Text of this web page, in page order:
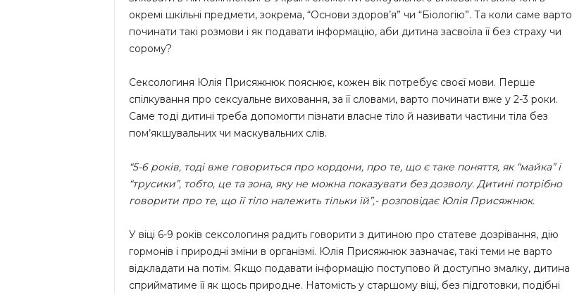
окремі шкільні предмети, зокрема, “Основи здоров’я” чи “Біологію”. Та коли саме варто
починати такі розмови і як подавати інформацію, аби дитина засвоїла її без страху чи
сорому?
Сексологиня Юлія Присяжнюк пояснює, кожен вік потребує своєї мови. Перше
спілкування про сексуальне виховання, за її словами, варто починати вже у 2-3 роки.
Саме тоді дитині треба допомогти пізнати власне тіло й називати частини тіла без
пом’якшувальних чи маскувальних слів.
“5-6 років, тоді вже говориться про кордони, про те, що є таке поняття, як “майка” і
“трусики”, тобто, це та зона, яку не можна показувати без дозволу. Дитині потрібно
говорити про те, що її тіло належить тільки їй”,- розповідає Юлія Присяжнюк.
У віці 6-9 років сексологиня радить говорити з дитиною про статеве дозрівання, дію
гормонів і природні зміни в організмі. Юлія Присяжнюк зазначає, такі теми не варто
відкладати на потім. Якщо подавати інформацію поступово й доступно змалку, дитина
сприйматиме її як щось природне. Натомість у старшому віці, без підготовки, подібні